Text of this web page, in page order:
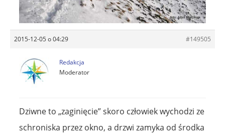
2015-12-05 o 04:29 #149505
Redakcja
Moderator
Dziwne to „zaginięcie” skoro człowiek wychodzi ze
schroniska przez okno, a drzwi zamyka od środka